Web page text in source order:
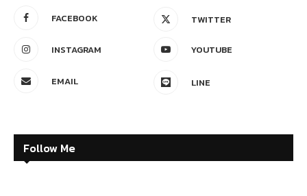
FACEBOOK TWITTER
INSTAGRAM YOUTUBE
EMAIL LINE
Follow Me